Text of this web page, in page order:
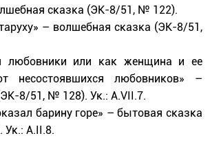
сказка (ЭК-8/51, № 122).
– волшебная сказка (ЭК-8/51,
любовники или как женщина и ее
несостоявшихся любовников» –
8/51, № 128). Ук.: А.VII.7.
барину горе» – бытовая сказка
А.II.8.